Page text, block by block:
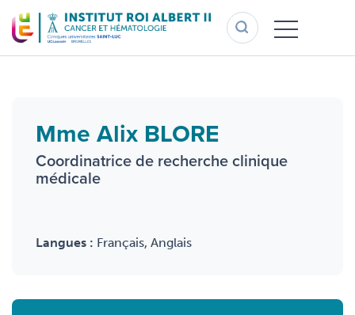
au
contenu
principal
Mme Alix BLORE
Coordinatrice de recherche clinique
médicale
Langues : Français, Anglais